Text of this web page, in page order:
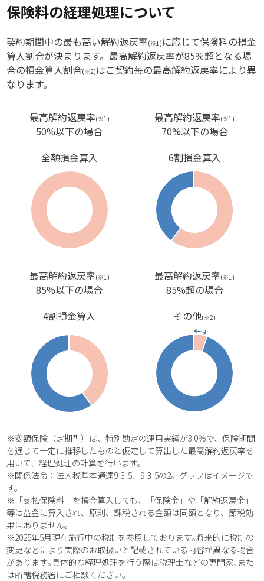
保険料の経理処理について
契約期間中の最も高い解約返戻率(※1) に応じて保険料の損金
算入割合が決まります。最高解約返戻率が85％超となる場
合の損金算入割合(※2)はご契約毎の最高解約返戻率により異
なります。
最高解約返戻率(※1)
50%以下の場合
全額損金算入
最高解約返戻率(※1)
70%以下の場合
6割損金算入
最高解約返戻率(※1)
85%以下の場合
4割損金算入
最高解約返戻率(※1)
85%超の場合
その他(※2)
※変額保険（定期型）は、特別勘定の運用実績が3.0％で、保険期間
を通じて一定に推移したものと仮定して算出した最高解約返戻率を
用いて、経理処理の計算を行います。
※関係法令：法人税基本通達9-3-5、9-3-5の2。グラフはイメージで
す。
※「支払保険料」を損金算入しても、「保険金」や「解約返戻金」
等は益金に算入され、原則、課税される金額は同額となり、節税効
果はありません。
※2025年5月現在施行中の税制を参照しております｡将来的に税制の
変更などにより実際のお取扱いと記載されている内容が異なる場合
があります｡具体的な経理処理を行う際は税理士などの専門家､また
は所轄税務署にご相談ください｡